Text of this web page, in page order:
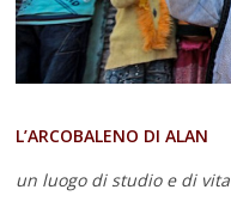
L’ARCOBALENO DI ALAN
un luogo di studio e di vita